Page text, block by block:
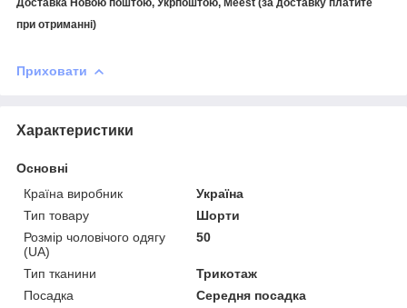
Доставка Новою поштою, Укрпоштою, Meest (за доставку платите
при отриманні)
Приховати
Характеристики
Основні
Країна виробник
Україна
Тип товару
Шорти
Розмір чоловічого одягу
(UA)
50
Тип тканини
Трикотаж
Посадка
Середня посадка